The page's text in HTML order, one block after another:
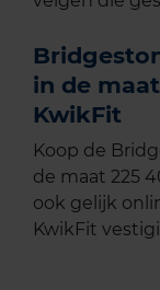
in de
KwikFit
Koop de
de maat 225
ook gelijk
KwikFit